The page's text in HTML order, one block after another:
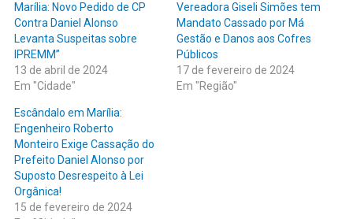
Marília: Novo Pedido de CP
Contra Daniel Alonso
Levanta Suspeitas sobre
IPREMM”
13 de abril de 2024
Em "Cidade"
Vereadora Giseli Simões tem
Mandato Cassado por Má
Gestão e Danos aos Cofres
Públicos
17 de fevereiro de 2024
Em "Região"
Escândalo em Marília:
Engenheiro Roberto
Monteiro Exige Cassação do
Prefeito Daniel Alonso por
Suposto Desrespeito à Lei
Orgânica!
15 de fevereiro de 2024